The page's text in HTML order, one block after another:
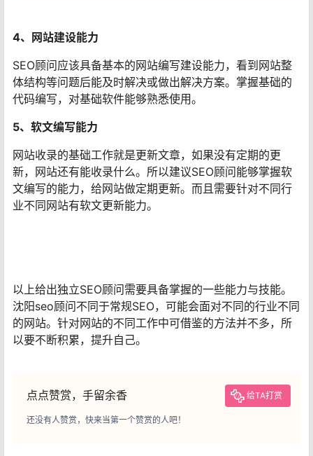
4、网站建设能力
SEO顾问应该具备基本的网站编写建设能力，看到网站整
体结构等问题后能及时解决或做出解决方案。掌握基础的
代码编写，对基础软件能够熟悉使用。
5、软文编写能力
网站收录的基础工作就是更新文章，如果没有定期的更
新，网站还有能收录什么。所以建议SEO顾问能够掌握软
文编写的能力，给网站做定期更新。而且需要针对不同行
业不同网站有软文更新能力。
以上给出独立SEO顾问需要具备掌握的一些能力与技能。
沈阳seo顾问不同于常规SEO，可能会面对不同的行业不同
的网站。针对网站的不同工作中可借鉴的方法并不多，所
以要不断积累，提升自己。
点点赞赏，手留余香 给TA打赏
还没有人赞赏，快来当第一个赞赏的人吧！